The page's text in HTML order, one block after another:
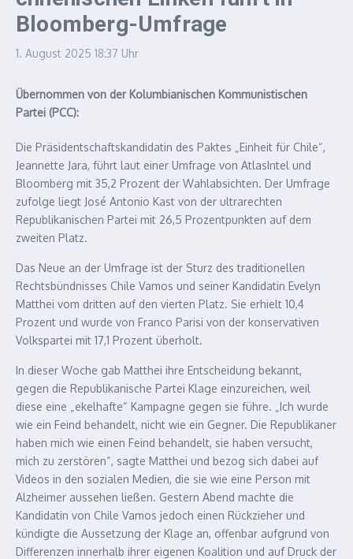
Bloomberg-Umfrage
1. August 2025 18:37 Uhr
Übernommen von der Kolumbianischen Kommunistischen
Partei (PCC):
Die Präsidentschaftskandidatin des Paktes „Einheit für Chile“,
Jeannette Jara, führt laut einer Umfrage von AtlasIntel und
Bloomberg mit 35,2 Prozent der Wahlabsichten. Der Umfrage
zufolge liegt José Antonio Kast von der ultrarechten
Republikanischen Partei mit 26,5 Prozentpunkten auf dem
zweiten Platz.
Das Neue an der Umfrage ist der Sturz des traditionellen
Rechtsbündnisses Chile Vamos und seiner Kandidatin Evelyn
Matthei vom dritten auf den vierten Platz. Sie erhielt 10,4
Prozent und wurde von Franco Parisi von der konservativen
Volkspartei mit 17,1 Prozent überholt.
In dieser Woche gab Matthei ihre Entscheidung bekannt,
gegen die Republikanische Partei Klage einzureichen, weil
diese eine „ekelhafte“ Kampagne gegen sie führe. „Ich wurde
wie ein Feind behandelt, nicht wie ein Gegner. Die Republikaner
haben mich wie einen Feind behandelt, sie haben versucht,
mich zu zerstören“, sagte Matthei und bezog sich dabei auf
Videos in den sozialen Medien, die sie wie eine Person mit
Alzheimer aussehen ließen. Gestern Abend machte die
Kandidatin von Chile Vamos jedoch einen Rückzieher und
kündigte die Aussetzung der Klage an, offenbar aufgrund von
Differenzen innerhalb ihrer eigenen Koalition und auf Druck der